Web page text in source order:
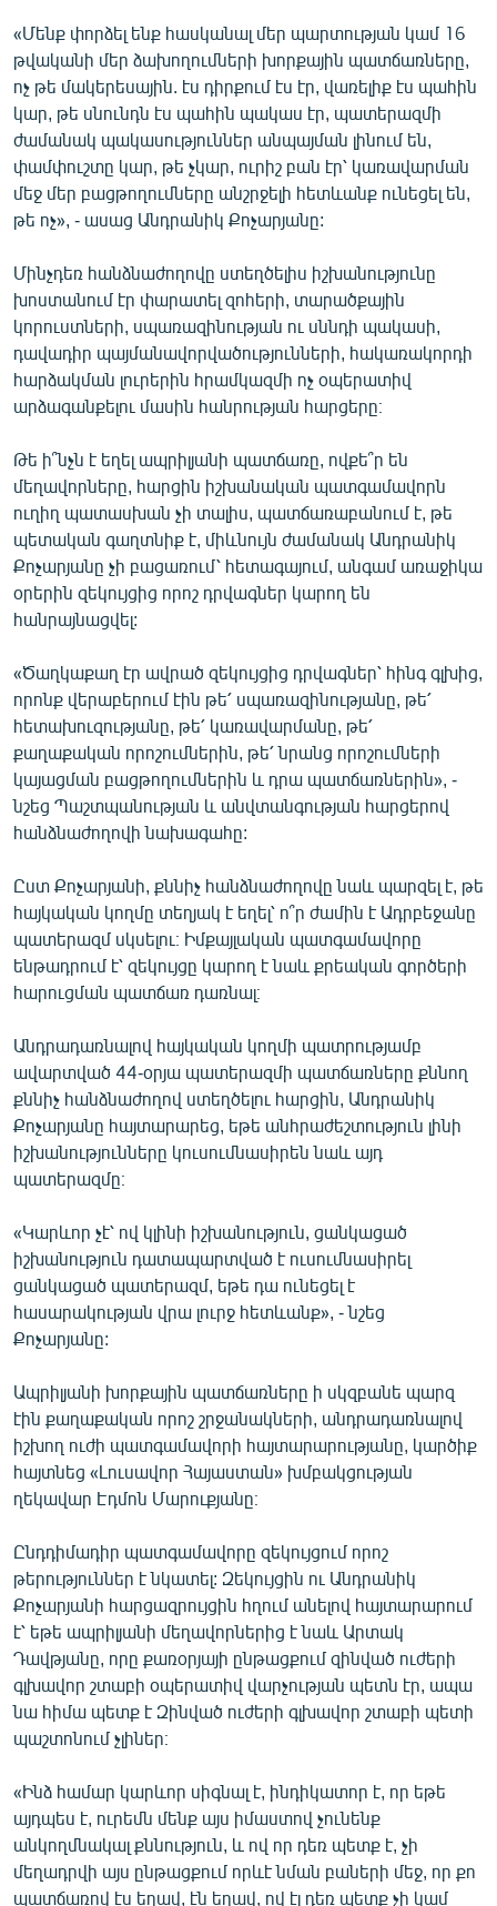
ՀԵՏԵՎԵՔ ՄԵԶ
«Ազատության» բոլոր կայքերը
«Մենք փորձել ենք հասկանալ մեր պարտության կամ 16
թվականի մեր ձախողումների խորքային պատճառները,
ոչ թե մակերեսային. էս դիրքում էս էր, վառելիք էս պահին
կար, թե սնունդն էս պահին պակաս էր, պատերազմի
ժամանակ պակասություններ անպայման լինում են,
փամփուշտը կար, թե չկար, ուրիշ բան էր՝ կառավարման
մեջ մեր բացթողումները անշրջելի հետևանք ունեցել են,
թե ոչ», - ասաց Անդրանիկ Քոչարյանը:
Մինչդեռ հանձնաժողովը ստեղծելիս իշխանությունը
խոստանում էր փարատել զոհերի, տարածքային
կորուստների, սպառազինության ու սննդի պակասի,
դավադիր պայմանավորվածությունների, հակառակորդի
հարձակման լուրերին հրամկազմի ոչ օպերատիվ
արձագանքելու մասին հանրության հարցերը։
Թե ի՞նչն է եղել ապրիլյանի պատճառը, ովքե՞ր են
մեղավորները, հարցին իշխանական պատգամավորն
ուղիղ պատասխան չի տալիս, պատճառաբանում է, թե
պետական գաղտնիք է, միևնույն ժամանակ Անդրանիկ
Քոչարյանը չի բացառում՝ հետագայում, անգամ առաջիկա
օրերին զեկույցից որոշ դրվագներ կարող են
հանրայնացվել:
«Ծաղկաքաղ էր ավրած զեկույցից դրվագներ՝ հինգ գլխից,
որոնք վերաբերում էին թե՛ սպառազինությանը, թե՛
հետախուզությանը, թե՛ կառավարմանը, թե՛
քաղաքական որոշումներին, թե՛ նրանց որոշումների
կայացման բացթողումներին և դրա պատճառներին», -
նշեց Պաշտպանության և անվտանգության հարցերով
հանձնաժողովի նախագահը:
Ըստ Քոչարյանի, քննիչ հանձնաժողովը նաև պարզել է, թե
հայկական կողմը տեղյակ է եղել՝ ո՞ր ժամին է Ադրբեջանը
պատերազմ սկսելու։ Իմքայլական պատգամավորը
ենթադրում է՝ զեկույցը կարող է նաև քրեական գործերի
հարուցման պատճառ դառնալ։
Անդրադառնալով հայկական կողմի պատրությամբ
ավարտված 44-օրյա պատերազմի պատճառները քննող
քննիչ հանձնաժողով ստեղծելու հարցին, Անդրանիկ
Քոչարյանը հայտարարեց, եթե անհրաժեշտություն լինի
իշխանությունները կուսումնասիրեն նաև այդ
պատերազմը։
«Կարևոր չէ՝ ով կլինի իշխանություն, ցանկացած
իշխանություն դատապարտված է ուսումնասիրել
ցանկացած պատերազմ, եթե դա ունեցել է
հասարակության վրա լուրջ հետևանք», - նշեց
Քոչարյանը:
Ապրիլյանի խորքային պատճառները ի սկզբանե պարզ
էին քաղաքական որոշ շրջանակների, անդրադառնալով
իշխող ուժի պատգամավորի հայտարարությանը, կարծիք
հայտնեց «Լուսավոր Հայաստան» խմբակցության
ղեկավար Էդմոն Մարուքյանը։
Ընդդիմադիր պատգամավորը զեկույցում որոշ
թերություններ է նկատել: Զեկույցին ու Անդրանիկ
Քոչարյանի հարցազրույցին հղում անելով հայտարարում
է՝ եթե ապրիլյանի մեղավորներից է նաև Արտակ
Դավթյանը, որը քառօրյայի ընթացքում զինված ուժերի
գլխավոր շտաբի օպերատիվ վարչության պետն էր, ապա
նա հիմա պետք է Զինված ուժերի գլխավոր շտաբի պետի
պաշտոնում չլիներ։
«Ինձ համար կարևոր սիգնալ է, ինդիկատոր է, որ եթե
այդպես է, ուրեմն մենք այս իմաստով չունենք
անկողմնակալ քննություն, և ով որ դեռ պետք է, չի
մեղադրվի այս ընթացքում որևէ նման բաների մեջ, որ քո
պատճառով էս եղավ, էն եղավ, ով էլ դեռ պետք չի կամ